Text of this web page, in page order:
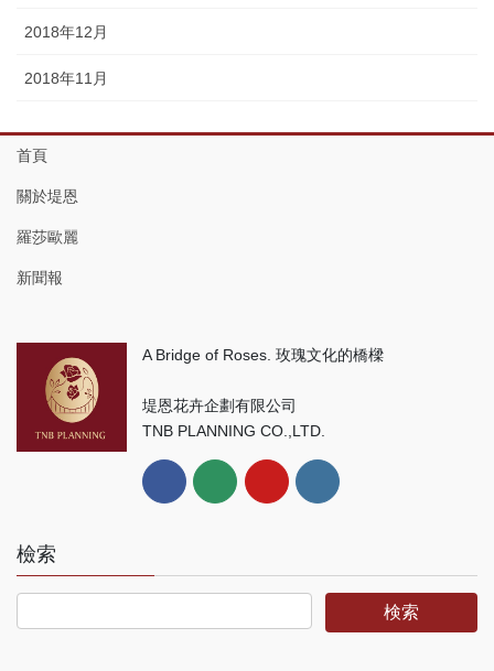
2018年12月
2018年11月
首頁
關於堤恩
羅莎歐麗
新聞報
A Bridge of Roses. 玫瑰文化的橋樑
堤恩花卉企劃有限公司
TNB PLANNING CO.,LTD.
檢索